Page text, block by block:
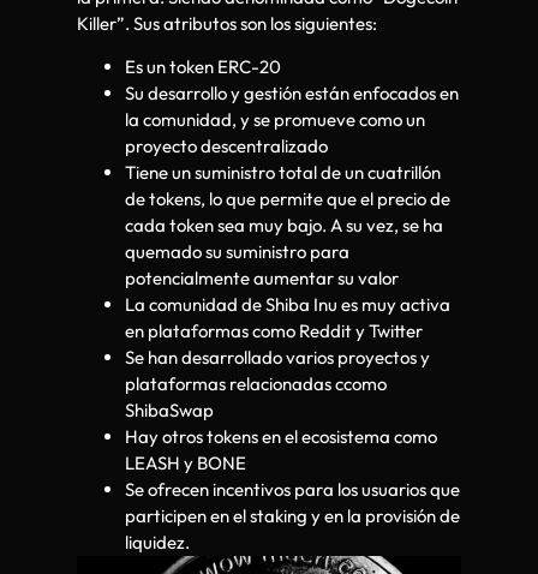
Killer”. Sus atributos son los siguientes:
Es un token ERC-20
Su desarrollo y gestión están enfocados en
la comunidad, y se promueve como un
proyecto descentralizado
Tiene un suministro total de un cuatrillón
de tokens, lo que permite que el precio de
cada token sea muy bajo. A su vez, se ha
quemado su suministro para
potencialmente aumentar su valor
La comunidad de Shiba Inu es muy activa
en plataformas como Reddit y Twitter
Se han desarrollado varios proyectos y
plataformas relacionadas ccomo
ShibaSwap
Hay otros tokens en el ecosistema como
LEASH y BONE
Se ofrecen incentivos para los usuarios que
participen en el staking y en la provisión de
liquidez.